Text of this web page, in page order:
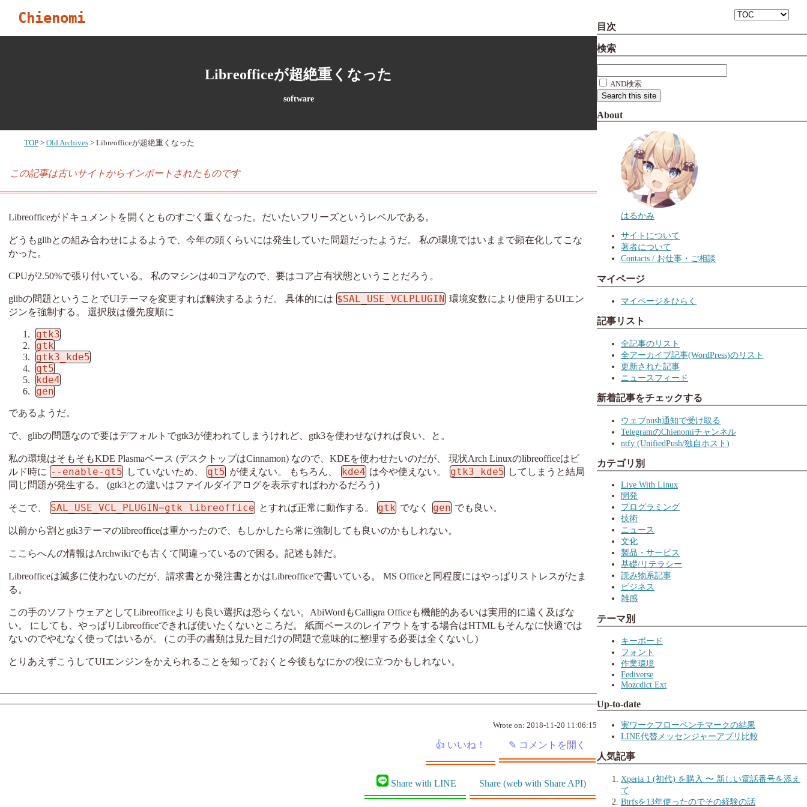
Chienomi
Libreofficeが超絶重くなった
software
TOP Old Archives Libreofficeが超絶重くなった
この記事は古いサイトからインポートされたものです
Libreofficeがドキュメントを開くとものすごく重くなった。だいたいフリーズというレベルである。
どうもglibとの組み合わせによるようで、今年の頭くらいには発生していた問題だったようだ。 私の環境ではいままで顕在化してこな
かった。
CPUが2.50%で張り付いている。 私のマシンは40コアなので、要はコア占有状態ということだろう。
glibの問題ということでUIテーマを変更すれば解決するようだ。 具体的には $SAL_USE_VCLPLUGIN 環境変数により使用するUIエン
ジンを強制する。 選択肢は優先度順に
gtk3
gtk
gtk3_kde5
qt5
kde4
gen
であるようだ。
で、glibの問題なので要はデフォルトでgtk3が使われてしまうけれど、gtk3を使わせなければ良い、と。
私の環境はそもそもKDE Plasmaベース (デスクトップはCinnamon) なので、KDEを使わせたいのだが、 現状Arch Linuxのlibreofficeはビ
ルド時に --enable-qt5 していないため、 qt5 が使えない。 もちろん、 kde4 は今や使えない。 gtk3_kde5 してしまうと結局
同じ問題が発生する。 (gtk3との違いはファイルダイアログを表示すればわかるだろう)
そこで、 SAL_USE_VCL_PLUGIN=gtk libreoffice とすれば正常に動作する。 gtk でなく gen でも良い。
以前から割とgtk3テーマのlibreofficeは重かったので、もしかしたら常に強制しても良いのかもしれない。
ここらへんの情報はArchwikiでも古くて間違っているので困る。記述も雑だ。
Libreofficeは滅多に使わないのだが、請求書とか発注書とかはLibreofficeで書いている。 MS Officeと同程度にはやっぱりストレスがたま
る。
この手のソフトウェアとしてLibreofficeよりも良い選択は恐らくない。AbiWordもCalligra Officeも機能的あるいは実用的に遠く及ばな
い。 にしても、やっぱりLibreofficeできれば使いたくないところだ。 紙面ベースのレイアウトをする場合はHTMLもそんなに快適では
ないのでやむなく使ってはいるが。 (この手の書類は見た目だけの問題で意味的に整理する必要は全くないし)
とりあえずこうしてUIエンジンをかえられることを知っておくと今後もなにかの役に立つかもしれない。
Wrote on: 2018-11-20 11:06:15
Share with LINE Share (web with Share API)
目次
検索
AND検索
About
はるかみ
サイトについて
著者について
Contacts / お仕事・ご相談
マイページ
マイページをひらく
記事リスト
全記事のリスト
全アーカイブ記事(WordPress)のリスト
更新された記事
ニュースフィード
新着記事をチェックする
ウェブpush通知で受け取る
TelegramのChienomiチャンネル
ntfy (UnifiedPush/独自ホスト)
カテゴリ別
Live With Linux
開発
プログラミング
技術
ニュース
文化
製品・サービス
基礎/リテラシー
読み物系記事
ビジネス
雑感
テーマ別
キーボード
フォント
作業環境
Fediverse
Mozcdict Ext
Up-to-date
実ワークフローベンチマークの結果
LINE代替メッセンジャーアプリ比較
人気記事
Xperia 1 (初代) を購入 〜 新しい電話番号を添え
て
Btrfsを13年使ったのでその経験の話